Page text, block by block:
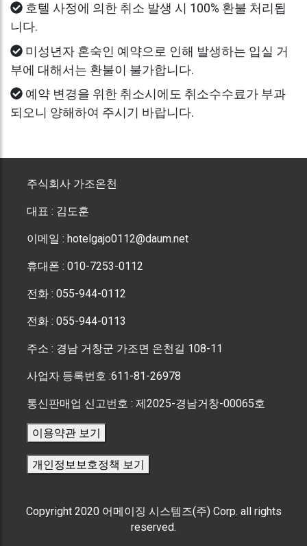
호텔 사정에 의한 취소 발생 시 100% 환불 처리됩
니다.
미성년자 혼숙인 예약으로 인해 발생하는 입실 거
부에 대해서는 환불이 불가합니다.
예약 변경을 위한 취소시에도 취소수수료가 부과
되오니 양해하여 주시기 바랍니다.
주식회사 가조온천
대표 : 김도훈
이메일 : hotelgajo0112@daum.net
휴대폰 : 010-7253-0112
전화 : 055-944-0112
전화 : 055-944-0113
주소 : 경남 거창군 가조면 온천길 108-11
사업자 등록번호 :611-81-26978
통신판매업 신고번호 : 제2025-경남거창-00065호
이용약관 보기
개인정보보호정책 보기
Copyright 2020 어메이징 시스템즈(주) Corp. all rights
reserved.